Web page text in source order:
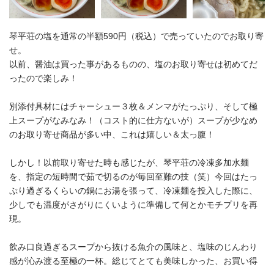
琴平荘の塩を通常の半額590円（税込）で売っていたのでお取り寄
せ。
以前、醤油は買った事があるものの、塩のお取り寄せは初めてだ
ったので楽しみ！
別添付具材にはチャーシュー３枚＆メンマがたっぷり、そして極
上スープがなみなみ！（コスト的に仕方ないが）スープが少なめ
のお取り寄せ商品が多い中、これは嬉しい＆太っ腹！
しかし！以前取り寄せた時も感じたが、琴平荘の冷凍多加水麺
を、指定の短時間で茹で切るのが毎回至難の技（笑）今回はたっ
ぷり過ぎるくらいの鍋にお湯を張って、冷凍麺を投入した際に、
少しでも温度がさがりにくいように準備して何とかモチプリを再
現。
飲み口良過ぎるスープから抜ける魚介の風味と、塩味のじんわり
感が沁み渡る至極の一杯。総じてとても美味しかった、お買い得